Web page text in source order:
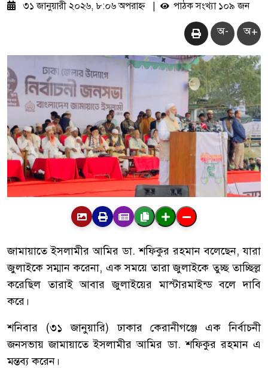
৩১ জানুয়ারী ২০২৬, ৮:০৬ অপরাহ্ন
পাঠক সংখ্যা ১০৯ জন
অ- অ+
জামায়াতে ইসলামীর আমির ডা. শফিকুর রহমান বলেছেন, যারা
জুলাইকে সম্মান করেনা, এক সময়ে তারা জুলাইকে তুচ্ছ তাচ্ছিল্ল
করেছিল তারাই আবার জুলাইয়ের মাস্টারমাইন্ড বলে দাবি
করে।
শনিবার (৩১ জানুয়ারি) ঢাকার কেরানীগঞ্জে এক নির্বাচনী
জনসভায় জামায়াতে ইসলামীর আমির ডা. শফিকুর রহমান এ
মন্তব্য করেন।